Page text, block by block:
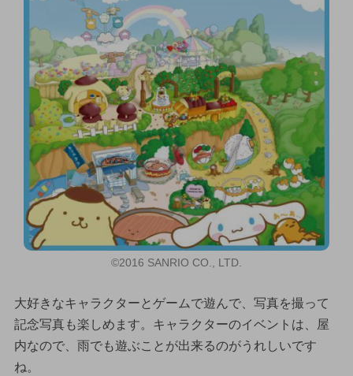
©2016 SANRIO CO., LTD.
大好きなキャラクターとゲームで遊んで、写真を撮って
記念写真も楽しめます。キャラクターのイベントは、屋
内なので、雨でも遊ぶことが出来るのがうれしいです
ね。